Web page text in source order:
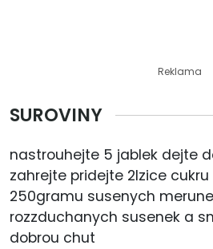
Reklama
SUROVINY
nastrouhejte 5 jablek dejte
zahrejte pridejte 2lzice
250gramu susenych
rozzduchanych susenek a
dobrou chut